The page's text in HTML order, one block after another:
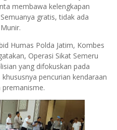
membawa kelengkapan
gratis, tidak ada
Humas Polda Jatim, Kombes
Operasi Sikat Semeru
yang difokuskan pada
pencurian kendaraan